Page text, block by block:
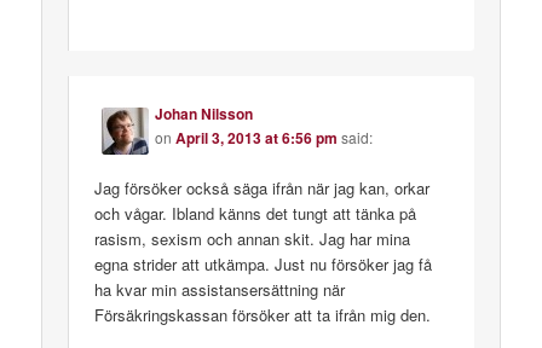
Johan Nilsson
onApril 3, 2013 at 6:56 pm said:
Jag försöker också säga ifrån när jag kan, orkar
och vågar. Ibland känns det tungt att tänka på
rasism, sexism och annan skit. Jag har mina
egna strider att utkämpa. Just nu försöker jag få
ha kvar min assistansersättning när
Försäkringskassan försöker att ta ifrån mig den.